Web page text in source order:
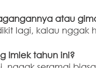
atau
lagi, kalau nggak
Imlek tahun ini?